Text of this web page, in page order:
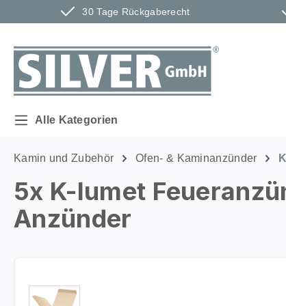
30 Tage Rückgaberecht
Hauptinhalt springen
Zur Suche springen
Zur Hauptnavigation springen
Alle Kategorien
Kamin und Zubehör Ofen- & Kaminanzünder
5x K-lumet
Anzünder
Bildergalerie überspringen